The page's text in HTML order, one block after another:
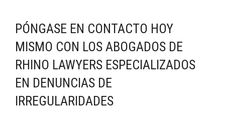
PÓNGASE EN CONTACTO HOY
MISMO CON LOS ABOGADOS DE
RHINO LAWYERS ESPECIALIZADOS
EN DENUNCIAS DE
IRREGULARIDADES